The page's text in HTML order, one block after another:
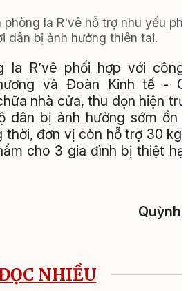
phòng Ia R'vê hỗ trợ nhu yếu
dân bị ảnh hưởng thiên tai.
Ia R’vê phối hợp với công
và Đoàn Kinh tế -
nhà cửa, thu dọn hiện
dân bị ảnh hưởng sớm ổn
thời, đơn vị còn hỗ trợ 30 kg
cho 3 gia đình bị thiệt
Quỳnh
NHIỀU